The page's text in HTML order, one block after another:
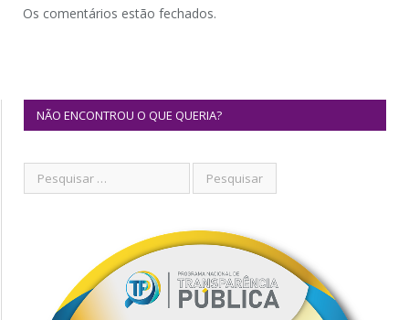
Os comentários estão fechados.
NÃO ENCONTROU O QUE QUERIA?